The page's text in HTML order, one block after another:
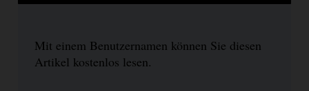
Mit einem Benutzernamen können Sie diesen
Artikel kostenlos lesen.